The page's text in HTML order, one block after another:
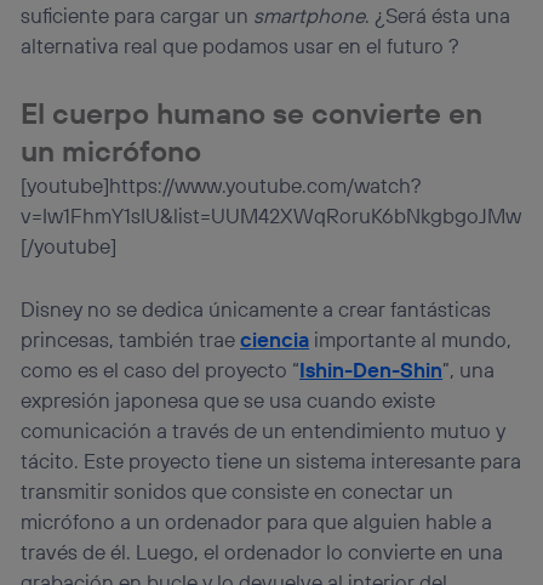
suficiente para cargar un smartphone. ¿Será ésta una
alternativa real que podamos usar en el futuro ?
El cuerpo humano se convierte en
un micrófono
[youtube]https://www.youtube.com/watch?
v=Iw1FhmY1sIU&list=UUM42XWqRoruK6bNkgbgoJMw
[/youtube]
Disney no se dedica únicamente a crear fantásticas
princesas, también traeciencia importante al mundo,
como es el caso del proyecto “Ishin-Den-Shin”, una
expresión japonesa que se usa cuando existe
comunicación a través de un entendimiento mutuo y
tácito. Este proyecto tiene un sistema interesante para
transmitir sonidos que consiste en conectar un
micrófono a un ordenador para que alguien hable a
través de él. Luego, el ordenador lo convierte en una